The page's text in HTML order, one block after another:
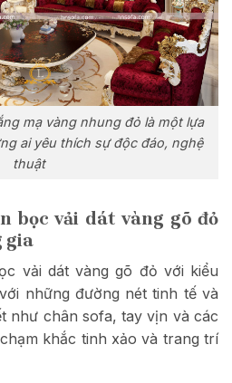
mạ vàng nhung đỏ là một lựa
ai yêu thích sự độc đáo, nghệ
thuật
bọc vải dát vàng gõ đỏ
gia
vải dát vàng gõ đỏ với kiểu
những đường nét tinh tế và
như chân sofa, tay vịn và các
khắc tinh xảo và trang trí